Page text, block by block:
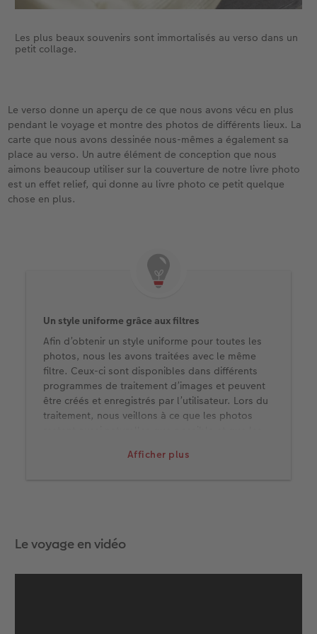
Les plus beaux souvenirs sont immortalisés au verso dans un
petit collage.
Le verso donne un aperçu de ce que nous avons vécu en plus
pendant le voyage et montre des photos de différents lieux. La
carte que nous avons dessinée nous-mêmes a également sa
place au verso. Un autre élément de conception que nous
aimons beaucoup utiliser sur la couverture de notre livre photo
est un effet relief, qui donne au livre photo ce petit quelque
chose en plus.
Afficher plus
Un style uniforme grâce aux filtres
Afin d’obtenir un style uniforme pour toutes les
photos, nous les avons traitées avec le même
filtre. Ceux-ci sont disponibles dans différents
programmes de traitement d’images et peuvent
être créés et enregistrés par l’utilisateur. Lors du
traitement, nous veillons à ce que les photos
Le voyage en vidéo